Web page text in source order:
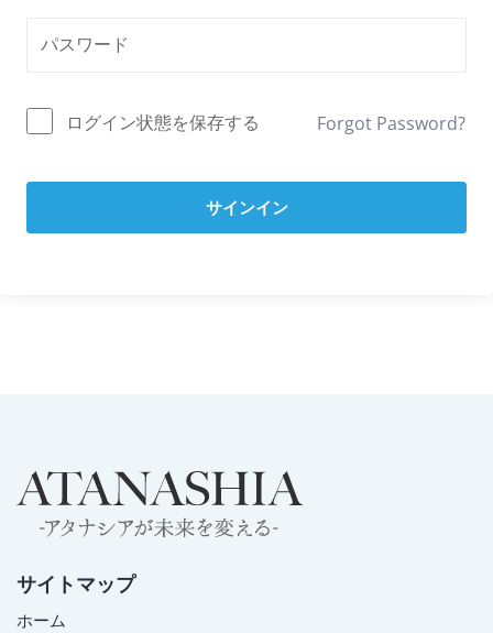
ログイン状態を保存する Forgot Password?
サインイン
サイトマップ
ホーム